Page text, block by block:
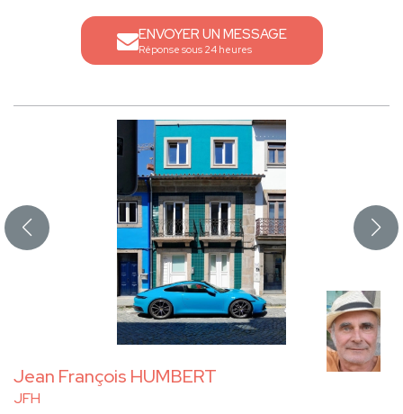
ENVOYER UN MESSAGE
Réponse sous 24 heures
Jean François HUMBERT
JFH